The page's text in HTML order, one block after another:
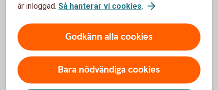
ange din PIN-kod. Därefter kan du blippa kortet som
är inloggad. Så hanterar vi cookies.
Godkänn alla cookies
Bara nödvändiga cookies